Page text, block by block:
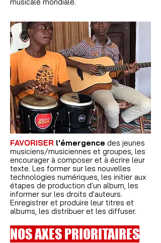
FAVORISER l'émergence des jeunes
musiciens/musiciennes et groupes, les
encourager à composer et à écrire leur
texte. Les former sur les nouvelles
technologies numériques, les initier aux
étapes de production d'un album, les
informer sur les droits d'auteurs.
Enregistrer et produire leur titres et
albums, les distribuer et les diffuser.
NOS AXES PRIORITAIRES